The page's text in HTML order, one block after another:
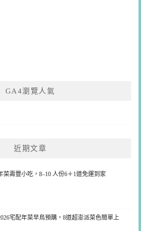
GA4瀏覽人氣
近期文章
菜壽豐小吃，8–10 人份6＋1道免運到家
宅配年菜早鳥預購，8道超澎派菜色簡單上